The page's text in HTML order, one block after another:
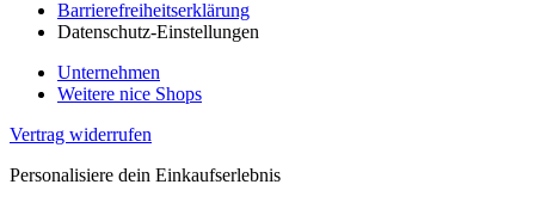
Barrierefreiheitserklärung
Datenschutz-Einstellungen
Unternehmen
Weitere nice Shops
Vertrag widerrufen
Personalisiere dein Einkaufserlebnis